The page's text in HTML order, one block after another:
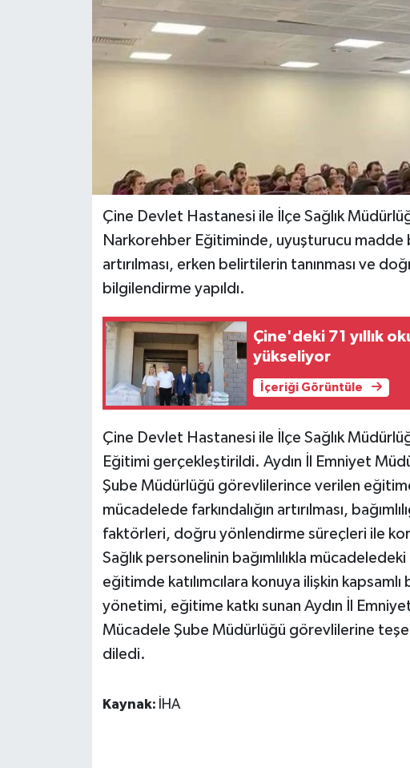
Çine Devlet Hastanesi ile İlçe Sağlık
Narkorehber Eğitiminde, uyuşturucu madde
artırılması, erken belirtilerin tanınması ve
bilgilendirme yapıldı.
Çine'deki 71 yıllık
yükseliyor
İçeriği Görüntüle
Çine Devlet Hastanesi ile İlçe Sağlık
Eğitimi gerçekleştirildi. Aydın İl Emniyet
Şube Müdürlüğü görevlilerince verilen
mücadelede farkındalığın artırılması,
faktörleri, doğru yönlendirme süreçleri ile
Sağlık personelinin bağımlılıkla
eğitimde katılımcılara konuya ilişkin
yönetimi, eğitime katkı sunan Aydın İl
Mücadele Şube Müdürlüğü görevlilerine
diledi.
Kaynak: İHA